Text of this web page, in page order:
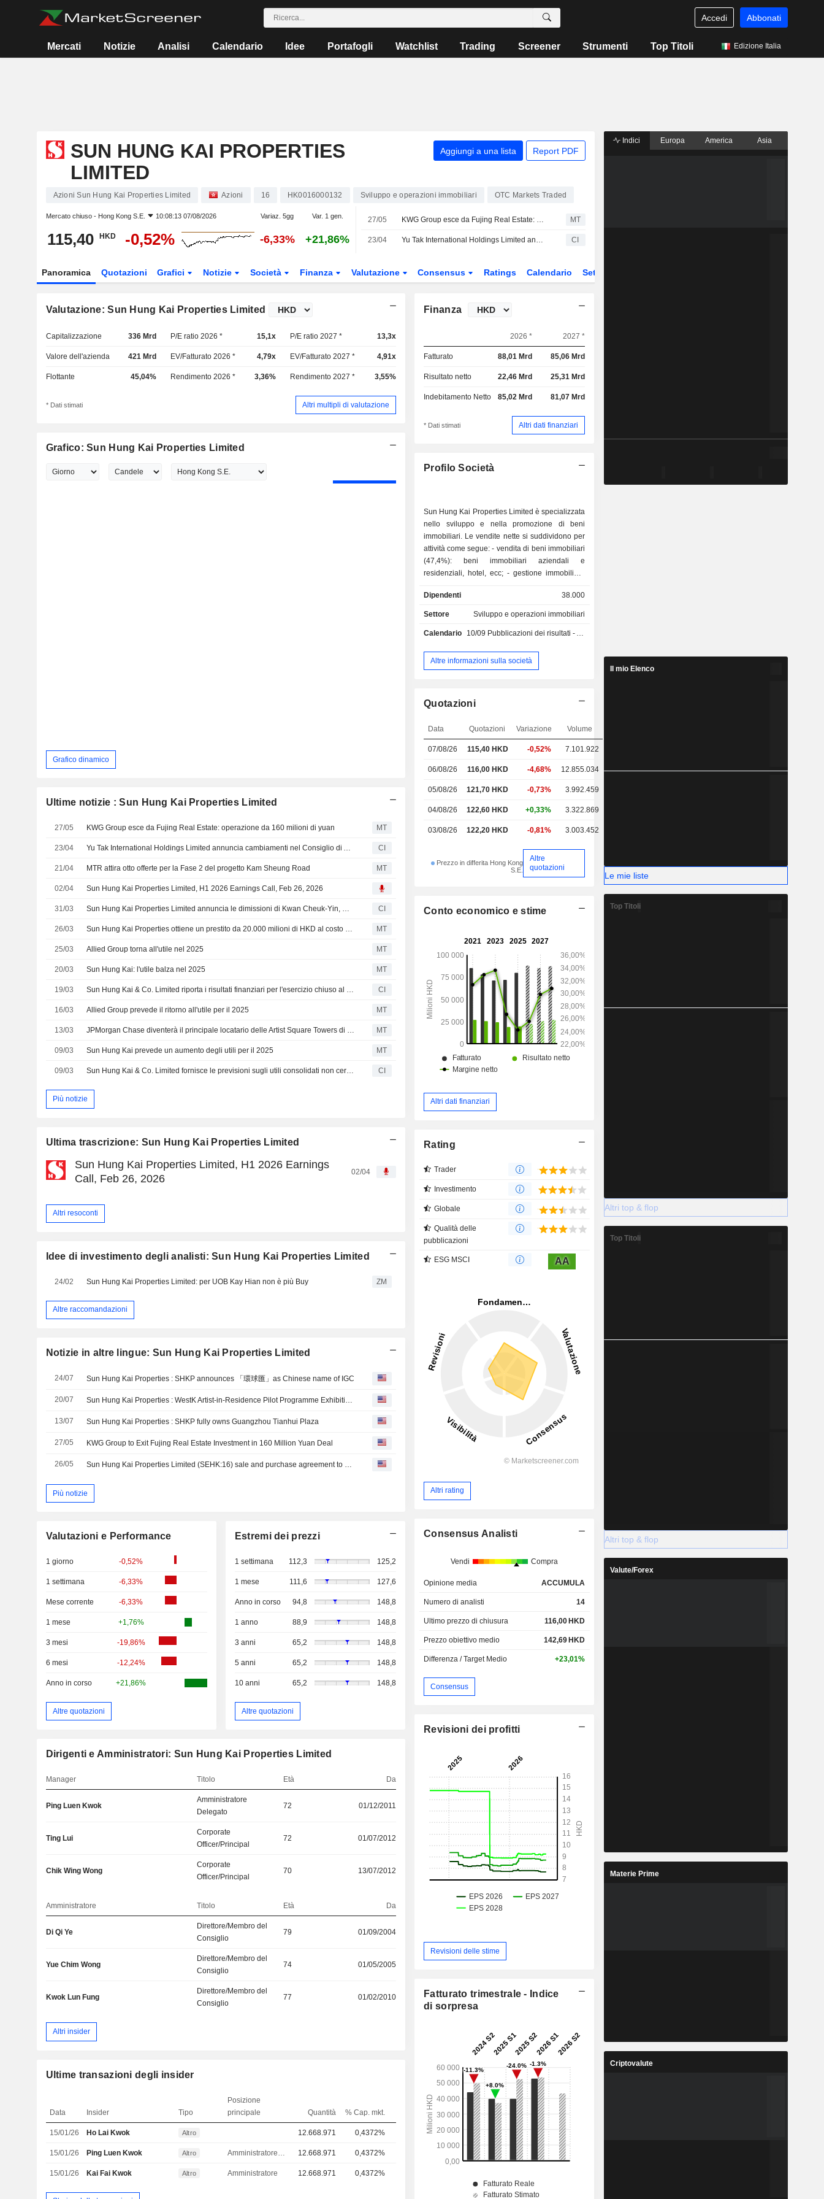
Accedi Abbonati
Mercati Notizie Analisi Calendario Idee Portafogli Watchlist Trading Screener Strumenti Top Titoli Edizione Italia
SUN HUNG KAI PROPERTIES
LIMITED
Aggiungi a una lista Report PDF
Azioni Sun Hung Kai Properties Limited Azioni 16 HK0016000132 Sviluppo e operazioni immobiliari OTC Markets Traded
Mercato chiuso - Hong Kong S.E. 10:08:13 07/08/2026 Variaz. 5gg Var. 1 gen.
115,40 HKD -0,52% -6,33% +21,86%
27/05 KWG Group esce da Fujing Real Estate: operazione da 160 milioni di yuan MT
23/04 Yu Tak International Holdings Limited annuncia cambiamenti nel Consiglio di Amministrazione e nei comitati CI
Panoramica Quotazioni Grafici Notizie Società Finanza Valutazione Consensus Ratings Calendario Settore
Valutazione: Sun Hung Kai Properties Limited
Capitalizzazione 336 Mrd P/E ratio 2026 * 15,1x P/E ratio 2027 * 13,3x
Valore dell'azienda 421 Mrd EV/Fatturato 2026 * 4,79x EV/Fatturato 2027 * 4,91x
Flottante 45,04% Rendimento 2026 * 3,36% Rendimento 2027 * 3,55%
* Dati stimati Altri multipli di valutazione
Grafico: Sun Hung Kai Properties Limited
Grafico dinamico
Ultime notizie : Sun Hung Kai Properties Limited
27/05 KWG Group esce da Fujing Real Estate: operazione da 160 milioni di yuan MT
23/04 Yu Tak International Holdings Limited annuncia cambiamenti nel Consiglio di Amministrazione e nei comitati CI
21/04 MTR attira otto offerte per la Fase 2 del progetto Kam Sheung Road MT
02/04 Sun Hung Kai Properties Limited, H1 2026 Earnings Call, Feb 26, 2026
31/03 Sun Hung Kai Properties Limited annuncia le dimissioni di Kwan Cheuk-Yin, William dalla carica di Amministratore non esecutivo, con decorrenza dal 31 marzo 2026 CI
26/03 Sun Hung Kai Properties ottiene un prestito da 20.000 milioni di HKD al costo più basso degli ultimi anni MT
25/03 Allied Group torna all'utile nel 2025 MT
20/03 Sun Hung Kai: l'utile balza nel 2025 MT
19/03 Sun Hung Kai & Co. Limited riporta i risultati finanziari per l'esercizio chiuso al 31 dicembre 2025 CI
16/03 Allied Group prevede il ritorno all'utile per il 2025 MT
13/03 JPMorgan Chase diventerà il principale locatario delle Artist Square Towers di Hong Kong MT
09/03 Sun Hung Kai prevede un aumento degli utili per il 2025 MT
09/03 Sun Hung Kai & Co. Limited fornisce le previsioni sugli utili consolidati non certificati per l'esercizio chiuso al 31 dicembre 2025 CI
Più notizie
Ultima trascrizione: Sun Hung Kai Properties Limited
Sun Hung Kai Properties Limited, H1 2026 Earnings
Call, Feb 26, 2026
02/04
Altri resoconti
Idee di investimento degli analisti: Sun Hung Kai Properties Limited
24/02 Sun Hung Kai Properties Limited: per UOB Kay Hian non è più Buy ZM
Altre raccomandazioni
Notizie in altre lingue: Sun Hung Kai Properties Limited
24/07 Sun Hung Kai Properties : SHKP announces 「環球匯」as Chinese name of IGC
20/07 Sun Hung Kai Properties : WestK Artist-in-Residence Pilot Programme Exhibition OpeningChairman and Managing Director Raymond Kwok
13/07 Sun Hung Kai Properties : SHKP fully owns Guangzhou Tianhui Plaza
27/05 KWG Group to Exit Fujing Real Estate Investment in 160 Million Yuan Deal
26/05 Sun Hung Kai Properties Limited (SEHK:16) sale and purchase agreement to acquire 33.34% stake in Guangzhou Fujing Real Estate Development Co., Ltd. from Guangzhou R&F Properties Co., Ltd. for CNY 160 million.
Più notizie
Valutazioni e Performance
1 giorno -0,52%
1 settimana -6,33%
Mese corrente -6,33%
1 mese +1,76%
3 mesi -19,86%
6 mesi -12,24%
Anno in corso +21,86%
Altre quotazioni
Estremi dei prezzi
1 settimana 112,3 125,2
1 mese 111,6 127,6
Anno in corso 94,8 148,8
1 anno 88,9 148,8
3 anni 65,2 148,8
5 anni 65,2 148,8
10 anni 65,2 148,8
Altre quotazioni
Dirigenti e Amministratori: Sun Hung Kai Properties Limited
Manager Titolo Età Da
Ping Luen Kwok
Amministratore
Delegato
72 01/12/2011
Ting Lui
Corporate
Officer/Principal
72 01/07/2012
Chik Wing Wong
Corporate
Officer/Principal
70 13/07/2012
Amministratore Titolo Età Da
Di Qi Ye
Direttore/Membro del
Consiglio
79 01/09/2004
Yue Chim Wong
Direttore/Membro del
Consiglio
74 01/05/2005
Kwok Lun Fung
Direttore/Membro del
Consiglio
77 01/02/2010
Altri insider
Ultime transazioni degli insider
Data Insider Tipo
Posizione
principale
Quantità % Cap. mkt.
15/01/26 Ho Lai Kwok Altro 12.668.971 0,4372%
15/01/26 Ping Luen Kwok Altro 12.668.971 0,4372%
15/01/26 Kai Fai Kwok Altro Amministratore 12.668.971 0,4372%
Finanza
2026 * 2027 *
Fatturato 88,01 Mrd 85,06 Mrd
Risultato netto 22,46 Mrd 25,31 Mrd
Indebitamento Netto 85,02 Mrd 81,07 Mrd
* Dati stimati Altri dati finanziari
Profilo Società
Sun Hung Kai Properties Limited è specializzata
nello sviluppo e nella promozione di beni
immobiliari. Le vendite nette si suddividono per
attività come segue: - vendita di beni immobiliari
(47,4%): beni immobiliari aziendali e
residenziali, hotel, ecc; - gestione immobiliare
abitazioni, ecc; - servizi di telecomunicazione
(6,9%); - hotel operativi (2,6%): gestione, alla
Kong (nomi Alva Hotel, Hyatt Centric, W Hong
Royal Plaza Hotel, Royal View Hotel, The Ritz-
Carlton, Crowne Plaza, ecc;) - altro (17,6%):
grandi magazzini, operazioni di centri dati,
geograficamente come segue: Hong Kong
(83,5%), Cina (16,1%) e altro (0,4%).
Dipendenti 38.000
Settore Sviluppo e operazioni immobiliari
Calendario 10/09 Pubblicazioni dei risultati - Annuale 2026
Altre informazioni sulla società
Quotazioni
Data Quotazioni Variazione Volume
07/08/26 115,40HKD -0,52% 7.101.922
06/08/26 116,00 HKD -4,68% 12.855.034
05/08/26 121,70 HKD -0,73% 3.992.459
04/08/26 122,60 HKD +0,33% 3.322.869
03/08/26 122,20 HKD -0,81% 3.003.452
Prezzo in differita Hong Kong
S.E.
Altre
quotazioni
Conto economico e stime
Altri dati finanziari
Rating
Trader
Investimento
Globale
Qualità delle
pubblicazioni
ESG MSCI AA
Altri rating
Consensus Analisti
Vendi Compra
Opinione media ACCUMULA
Numero di analisti 14
Ultimo prezzo di chiusura 116,00 HKD
Prezzo obiettivo medio 142,69 HKD
Differenza / Target Medio +23,01%
Consensus
Revisioni dei profitti
Revisioni delle stime
Fatturato trimestrale - Indice
di sorpresa
Indici Europa America Asia
Il mio Elenco
Le mie liste
Top Titoli
Altri top & flop
Top Titoli
Altri top & flop
Valute/Forex
Materie Prime
Criptovalute